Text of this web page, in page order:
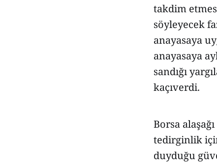
takdim
söyleyecek
anayasaya
anayasaya
sandığı
kaçıverdi.
Borsa
tedirginlik
duyduğu